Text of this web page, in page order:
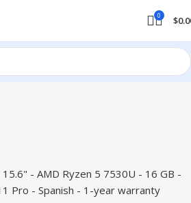
0 $
- AMD Ryzen 5 7530U - 16 GB -
Pro - Spanish - 1-year warranty